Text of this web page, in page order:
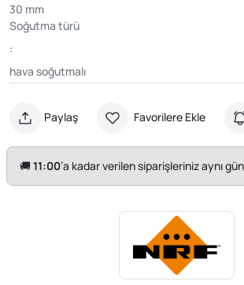
30 mm
Soğutma türü
:
hava soğutmalı
Paylaş Favorilere Ekle
🚚11:00’a kadar verilen siparişleriniz aynı